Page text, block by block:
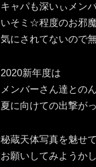
キャパも深いぃメン
いそミ☆程度のお邪
気にされてないので
2020新年度は
メンバーさん達との
夏に向けての出撃が
秘蔵天体写真を魅せて
お願いしてみようか